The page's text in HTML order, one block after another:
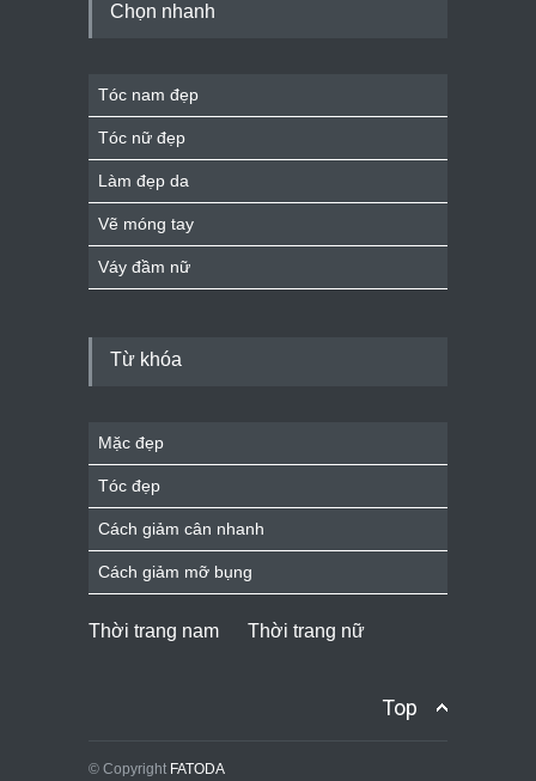
Chọn nhanh
Tóc nam đẹp
Tóc nữ đẹp
Làm đẹp da
Vẽ móng tay
Váy đầm nữ
Từ khóa
Mặc đẹp
Tóc đẹp
Cách giảm cân nhanh
Cách giảm mỡ bụng
Thời trang nam Thời trang nữ
Top
© Copyright FATODA